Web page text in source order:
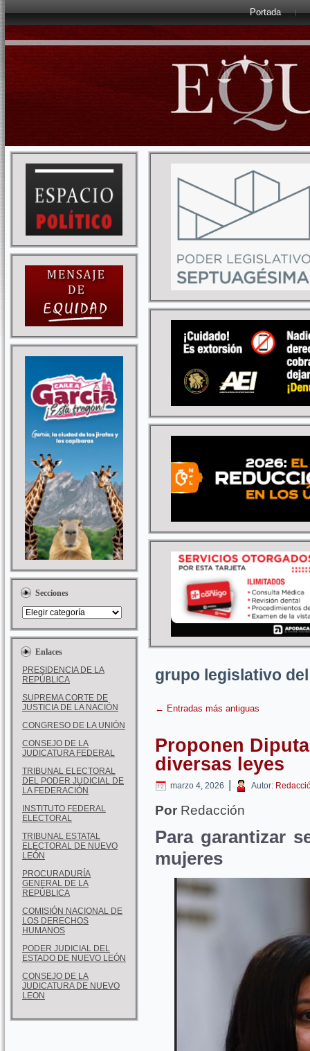
Portada
Secciones
Enlaces
PRESIDENCIA DE LA
REPÚBLICA
SUPREMA CORTE DE
JUSTICIA DE LA NACIÓN
CONGRESO DE LA UNIÓN
CONSEJO DE LA
JUDICATURA FEDERAL
TRIBUNAL ELECTORAL
DEL PODER JUDICIAL DE
LA FEDERACIÓN
INSTITUTO FEDERAL
ELECTORAL
TRIBUNAL ESTATAL
ELECTORAL DE NUEVO
LEÓN
PROCURADURÍA
GENERAL DE LA
REPÚBLICA
COMISIÓN NACIONAL DE
LOS DERECHOS
HUMANOS
PODER JUDICIAL DEL
ESTADO DE NUEVO LEÓN
CONSEJO DE LA
JUDICATURA DE NUEVO
LEON
grupo legislativo
← Entradas más antiguas
Proponen
diversas leyes
marzo 4, 2026 | Autor:
Por Redacción
Para garantizar
mujeres